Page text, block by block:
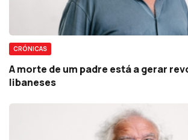
CRÓNICAS
A morte de um padre está a gerar
libaneses